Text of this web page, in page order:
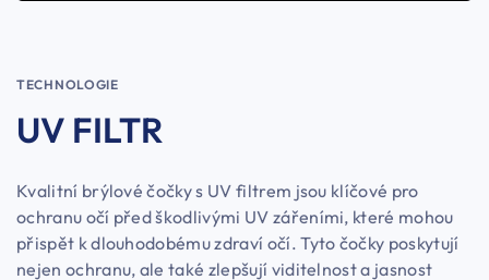
TECHNOLOGIE
UV FILTR
Kvalitní brýlové čočky s UV filtrem jsou klíčové pro
ochranu očí před škodlivými UV zářeními, které mohou
přispět k dlouhodobému zdraví očí. Tyto čočky poskytují
nejen ochranu, ale také zlepšují viditelnost a jasnost